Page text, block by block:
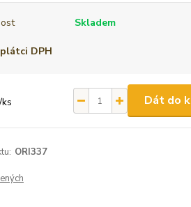
Skladem
DPH
ks Dát do
ORI337